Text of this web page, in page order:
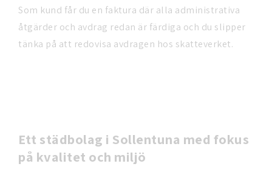
Som kund får du en faktura där alla administrativa
åtgärder och avdrag redan är färdiga och du slipper
tänka på att redovisa avdragen hos skatteverket.
Ett städbolag i Sollentuna med fokus
på kvalitet och miljö